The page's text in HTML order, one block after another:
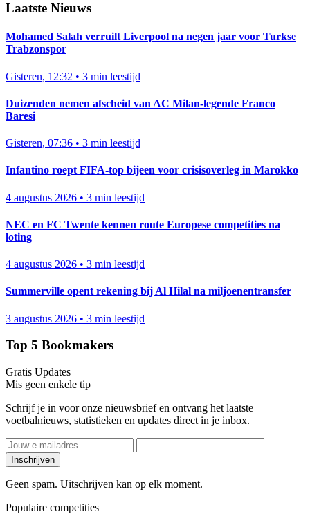
Laatste Nieuws
Mohamed Salah verruilt Liverpool na negen jaar voor Turkse
Trabzonspor
Gisteren, 12:32 • 3 min leestijd
Duizenden nemen afscheid van AC Milan-legende Franco
Baresi
Gisteren, 07:36 • 3 min leestijd
Infantino roept FIFA-top bijeen voor crisisoverleg in Marokko
4 augustus 2026 • 3 min leestijd
NEC en FC Twente kennen route Europese competities na
loting
4 augustus 2026 • 3 min leestijd
Summerville opent rekening bij Al Hilal na miljoenentransfer
3 augustus 2026 • 3 min leestijd
Top 5 Bookmakers
Gratis Updates
Mis geen enkele tip
Schrijf je in voor onze nieuwsbrief en ontvang het laatste
voetbalnieuws, statistieken en updates direct in je inbox.
Inschrijven
Geen spam. Uitschrijven kan op elk moment.
Populaire competities